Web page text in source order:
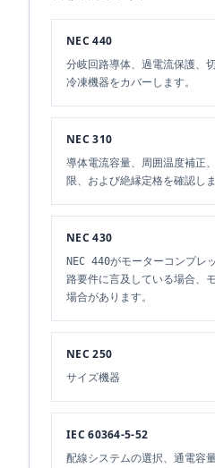
NEC 440
分岐回路導体、過電流保護、
冷凍機器をカバーします。
NEC 310
導体電流容量、周囲温度補正
限、および絶縁定格を確認しま
NEC 430
NEC 440がモーターコンプレ
路要件に言及している場合、
場合があります。
NEC 250
サイズ機器
IEC 60364-5-52
配線システムの選択、通電容